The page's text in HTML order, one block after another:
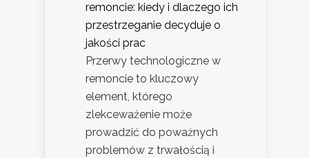
remoncie: kiedy i dlaczego ich
przestrzeganie decyduje o
jakości prac
Przerwy technologiczne w
remoncie to kluczowy
element, którego
zlekceważenie może
prowadzić do poważnych
problemów z trwałością i